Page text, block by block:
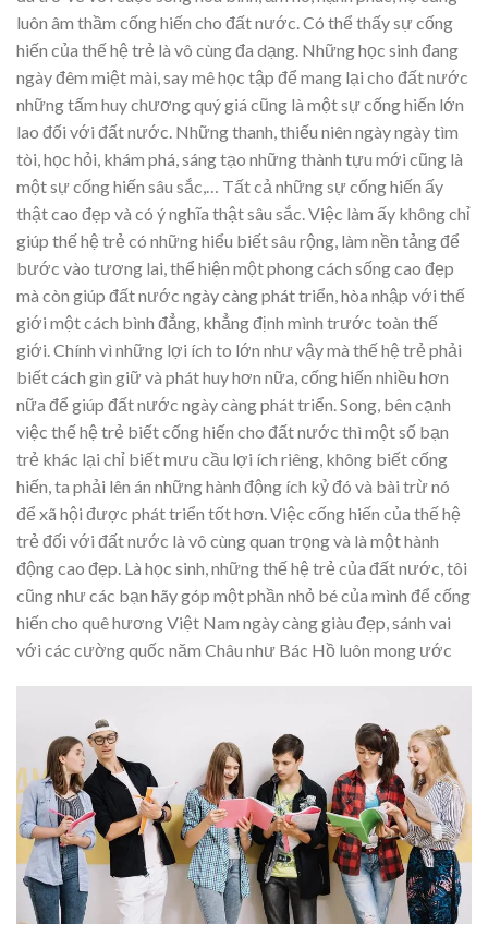
luôn âm thầm cống hiến cho đất nước. Có thể thấy sự cống
hiến của thế hệ trẻ là vô cùng đa dạng. Những học sinh đang
ngày đêm miệt mài, say mê học tập để mang lại cho đất nước
những tấm huy chương quý giá cũng là một sự cống hiến lớn
lao đối với đất nước. Những thanh, thiếu niên ngày ngày tìm
tòi, học hỏi, khám phá, sáng tạo những thành tựu mới cũng là
một sự cống hiến sâu sắc,… Tất cả những sự cống hiến ấy
thật cao đẹp và có ý nghĩa thật sâu sắc. Việc làm ấy không chỉ
giúp thế hệ trẻ có những hiểu biết sâu rộng, làm nền tảng để
bước vào tương lai, thể hiện một phong cách sống cao đẹp
mà còn giúp đất nước ngày càng phát triển, hòa nhập với thế
giới một cách bình đẳng, khẳng định mình trước toàn thế
giới. Chính vì những lợi ích to lớn như vậy mà thế hệ trẻ phải
biết cách gìn giữ và phát huy hơn nữa, cống hiến nhiều hơn
nữa để giúp đất nước ngày càng phát triển. Song, bên cạnh
việc thế hệ trẻ biết cống hiến cho đất nước thì một số bạn
trẻ khác lại chỉ biết mưu cầu lợi ích riêng, không biết cống
hiến, ta phải lên án những hành động ích kỷ đó và bài trừ nó
để xã hội được phát triển tốt hơn. Việc cống hiến của thế hệ
trẻ đối với đất nước là vô cùng quan trọng và là một hành
động cao đẹp. Là học sinh, những thế hệ trẻ của đất nước, tôi
cũng như các bạn hãy góp một phần nhỏ bé của mình để cống
hiến cho quê hương Việt Nam ngày càng giàu đẹp, sánh vai
với các cường quốc năm Châu như Bác Hồ luôn mong ước